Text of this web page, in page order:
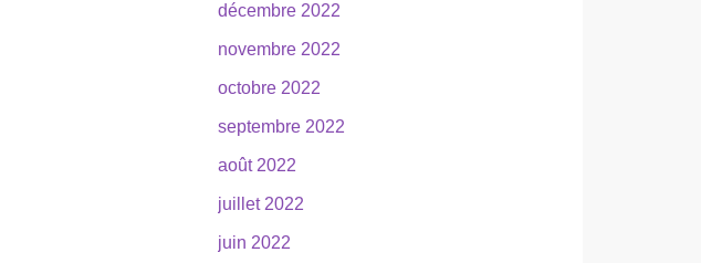
décembre 2022
novembre 2022
octobre 2022
septembre 2022
août 2022
juillet 2022
juin 2022